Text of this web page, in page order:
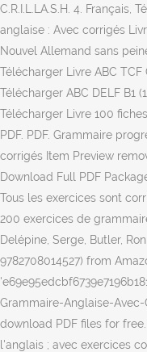
C.R.I.L.LA.S.H. 4. Français,
anglaise : Avec corrigés
Nouvel Allemand sans
Télécharger Livre ABC TCF
Télécharger ABC DELF B1
Télécharger Livre 100
PDF. PDF. Grammaire
corrigés Item Preview
Download Full PDF
Tous les exercices sont
200 exercices de
Delépine, Serge, Butler,
9782708014527) from
Grammaire-Anglaise-Avec-
download PDF files for
l'anglais ; avec exercices